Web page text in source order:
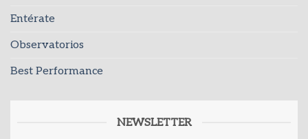
Entérate
Observatorios
Best Performance
NEWSLETTER